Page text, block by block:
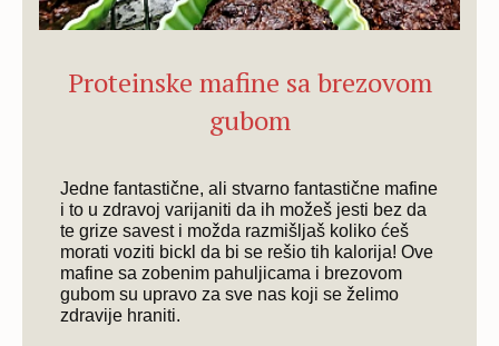
Proteinske mafine sa brezovom
gubom
Jedne fantastične, ali stvarno fantastične mafine
i to u zdravoj varijaniti da ih možeš jesti bez da
te grize savest i možda razmišljaš koliko ćeš
morati voziti bickl da bi se rešio tih kalorija! Ove
mafine sa zobenim pahuljicama i brezovom
gubom su upravo za sve nas koji se želimo
zdravije hraniti.